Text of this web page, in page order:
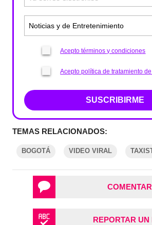
Acepto términos y condiciones
Acepto política de tratamiento
SUSCRIBIRME
TEMAS RELACIONADOS:
BOGOTÁ VIDEO VIRAL
REPORTAR UN